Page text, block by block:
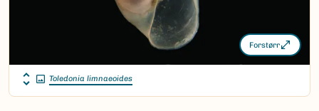
Forstørr
Toledonia limnaeoides